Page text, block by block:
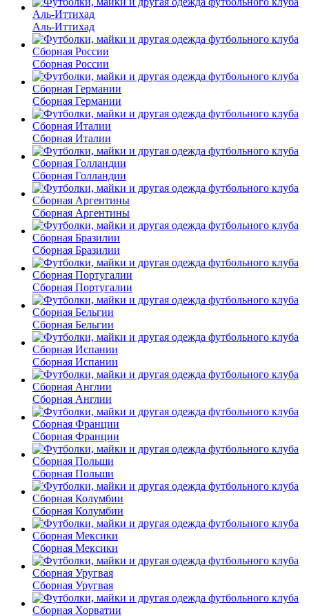
Аль-Иттихад
Сборная России
Сборная Германии
Сборная Италии
Сборная Голландии
Сборная Аргентины
Сборная Бразилии
Сборная Португалии
Сборная Бельгии
Сборная Испании
Сборная Англии
Сборная Франции
Сборная Польши
Сборная Колумбии
Сборная Мексики
Сборная Уругвая